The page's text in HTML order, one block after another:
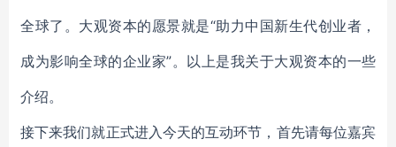
全球了。大观资本的愿景就是“助力中国新生代创业者，
成为影响全球的企业家”。以上是我关于大观资本的一些
介绍。
接下来我们就正式进入今天的互动环节，首先请每位嘉宾